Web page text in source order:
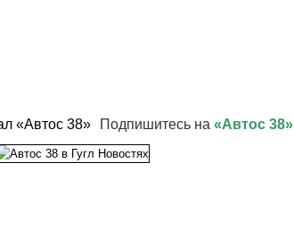
Подпишитесь на «Автос 38»